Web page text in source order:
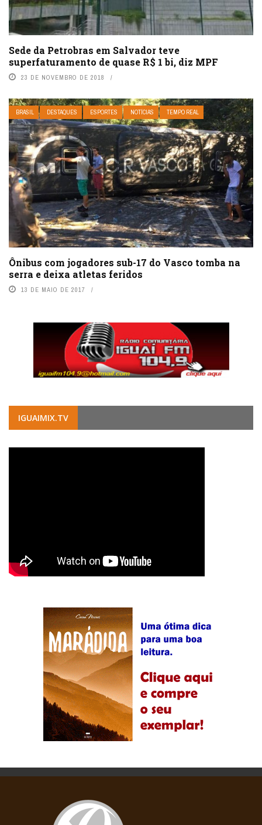
Sede da Petrobras em Salvador teve
superfaturamento de quase R$ 1 bi, diz MPF
23 DE NOVEMBRO DE 2018
BRASIL DESTAQUES ESPORTES NOTÍCIAS TEMPO REAL
Ônibus com jogadores sub-17 do Vasco tomba na
serra e deixa atletas feridos
13 DE MAIO DE 2017
IGUAIMIX.TV